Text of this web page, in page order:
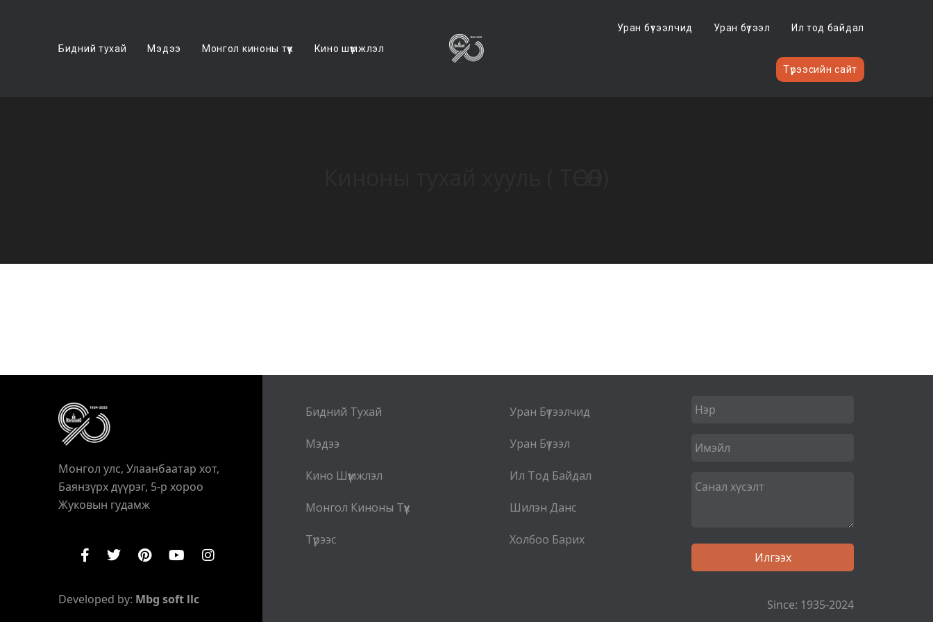
Бидний тухай Мэдээ Монгол киноны түүх Кино шүүмжлэл
Уран бүтээлчид Уран бүтээл Ил тод байдал
Түрээсийн сайт
Монгол улс, Улаанбаатар хот,
Баянзүрх дүүрэг, 5-р хороо
Жуковын гудамж
Developed by: Mbg soft llc
Бидний Тухай
Мэдээ
Кино Шүүмжлэл
Монгол Киноны Түүх
Түрээс
Уран Бүтээлчид
Уран Бүтээл
Ил Тод Байдал
Шилэн Данс
Холбоо Барих
Since: 1935-2024